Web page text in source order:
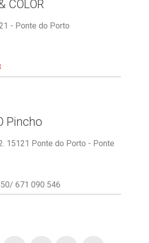
COLOR
- Ponte do Porto
Pincho
15121 Ponte do Porto - Ponte
671 090 546